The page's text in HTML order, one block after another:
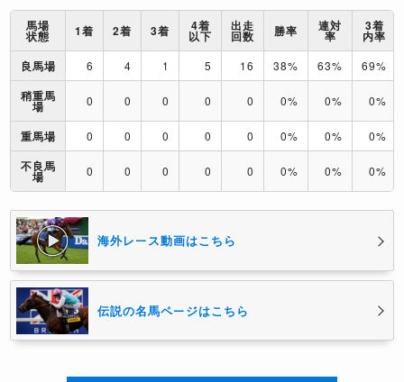
馬場
状態 1着 2着 3着 4着
以下
出走
回数 勝率 連対
率
3着
内率
良馬場
6 4 1 5 16 38% 63% 69%
稍重馬
場 0 0 0 0 0 0% 0% 0%
重馬場 0 0 0 0 0 0% 0% 0%
不良馬
場 0 0 0 0 0 0% 0% 0%
海外レース動画はこちら
伝説の名馬ページはこちら